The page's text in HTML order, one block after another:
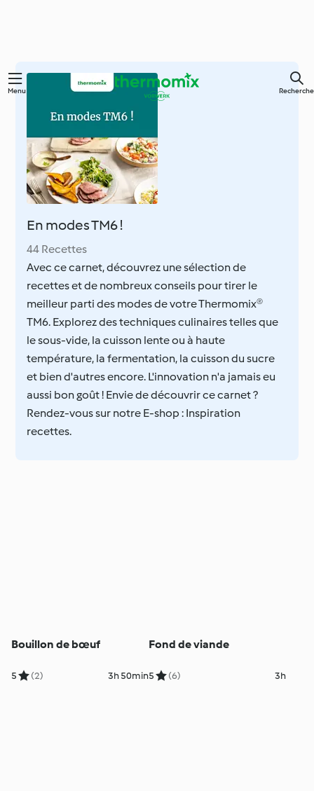
Skip
Menu Recherche
En modes TM6 !
44 Recettes
Avec ce carnet, découvrez une sélection de
recettes et de nombreux conseils pour tirer le
meilleur parti des modes de votre Thermomix®
TM6. Explorez des techniques culinaires telles que
le sous-vide, la cuisson lente ou à haute
température, la fermentation, la cuisson du sucre
et bien d'autres encore. L'innovation n'a jamais eu
aussi bon goût ! Envie de découvrir ce carnet ?
Rendez-vous sur notre E-shop : Inspiration
recettes.
Bouillon de bœuf
5 (2) 3h 50min
Fond de viande
5 (6) 3h